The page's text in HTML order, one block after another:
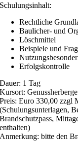
Schulungsinhalt:
Rechtliche
Baulicher- und
Löschmittel
Beispiele und
Erfolgskontrolle
Dauer: 1 Tag
Kursort:
Preis: Euro 330,00 zzgl
(Schulungsunterlagen,
Brandschutzpass,
enthalten)
Anmerkung: bitte den